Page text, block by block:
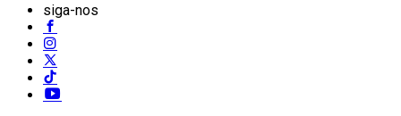
siga-nos